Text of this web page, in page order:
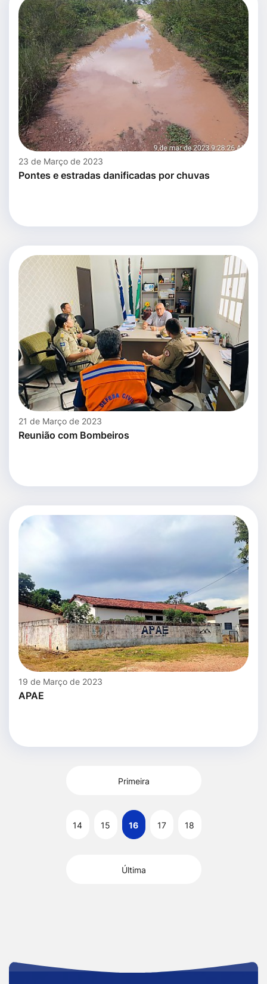
23 de Março de 2023
Pontes e estradas danificadas por chuvas
21 de Março de 2023
Reunião com Bombeiros
19 de Março de 2023
APAE
Primeira
14 15 16 17 18
Última